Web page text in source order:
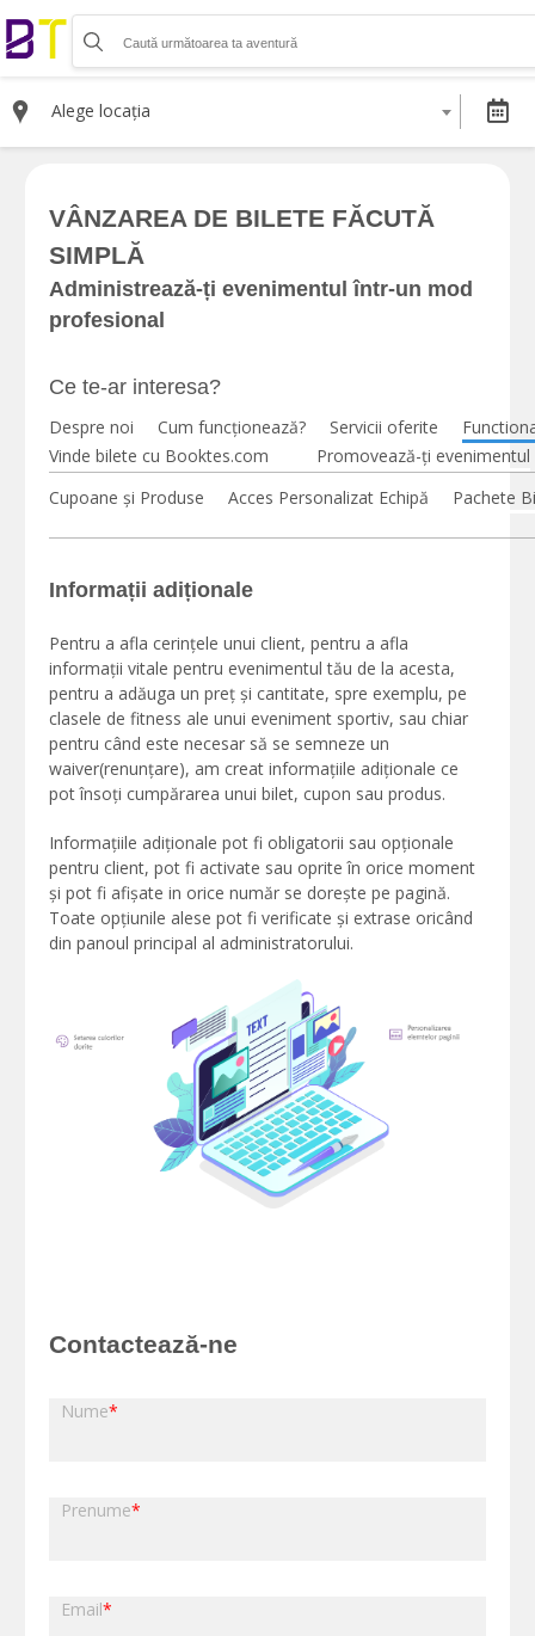
Alege locația
Organizează-ți activitatea
Listează-ți activitatea
Vinde bilete cu Booktes.com
Aplicația de control access
DESPRE NOI
Despre noi
Termeni și condiții pentru cumpărătorii de bilete
Termeni și condiții pentru organizatorii de evenimente
Politica de Confidențialitate
Selectează moneda
VÂNZAREA DE BILETE FĂCUTĂ
SIMPLĂ
Administrează-ți evenimentul într-un mod
profesional
Ce te-ar interesa?
Despre noi Cum funcționează? Servicii oferite
Vinde bilete cu Booktes.com
Promovează-ți evenimentul
Cupoane și Produse
Acces Personalizat Echipă Pachete
Informații adiționale
Pentru a afla cerințele unui client, pentru a afla
informații vitale pentru evenimentul tău de la acesta,
pentru a adăuga un preț și cantitate, spre exemplu, pe
clasele de fitness ale unui eveniment sportiv, sau chiar
pentru când este necesar să se semneze un
waiver(renunțare), am creat informațiile adiționale ce
pot însoți cumpărarea unui bilet, cupon sau produs.
Informațiile adiționale pot fi obligatorii sau opționale
pentru client, pot fi activate sau oprite în orice moment
și pot fi afișate in orice număr se dorește pe pagină.
Toate opțiunile alese pot fi verificate și extrase oricând
din panoul principal al administratorului.
Contactează-ne
Nume*
Prenume*
Email*